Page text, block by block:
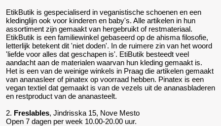
EtikButik is gespecialiserd in veganistische schoenen en een
kledinglijn ook voor kinderen en baby's. Alle artikelen in hun
assortiment zijn gemaakt van hergebruikt of restmateriaal.
EtikButik is een familiewinkel gebaseerd op de ahisma filosofie,
letterlijk betekent dit 'niet doden'. In de ruimere zin van het woord
'liefde voor alles dat geschapen is'. EtiButik besteedt veel
aandacht aan de materialen waarvan hun kleding gemaakt is.
Het is een van de weinige winkels in Praag die artikelen gemaakt
van ananasleer of pinatex op voorraad hebben. Pinatex is een
vegan textiel dat gemaakt is van de vezels uit de ananasbladeren
en restproduct van de ananasteelt.
2. Freslables, Jindrisska 15, Nove Mesto
Open 7 dagen per week 10.00-20.00 uur.